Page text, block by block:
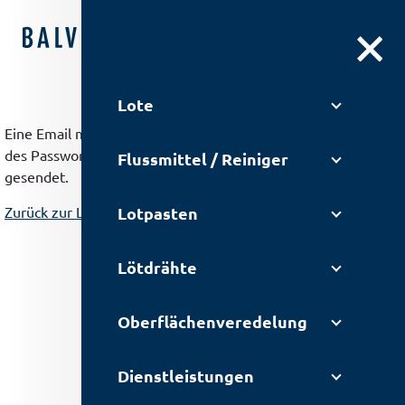
Eine Email mit weiteren Informationen zum Zurücksetzen
des Passworts wurde an die angegebene Email-Adresse
gesendet.
Zurück zur Login-Seite
Lote
Flussmittel / Reiniger
Lotpasten
Lötdrähte
Oberflächen­veredelung
Dienstleistungen